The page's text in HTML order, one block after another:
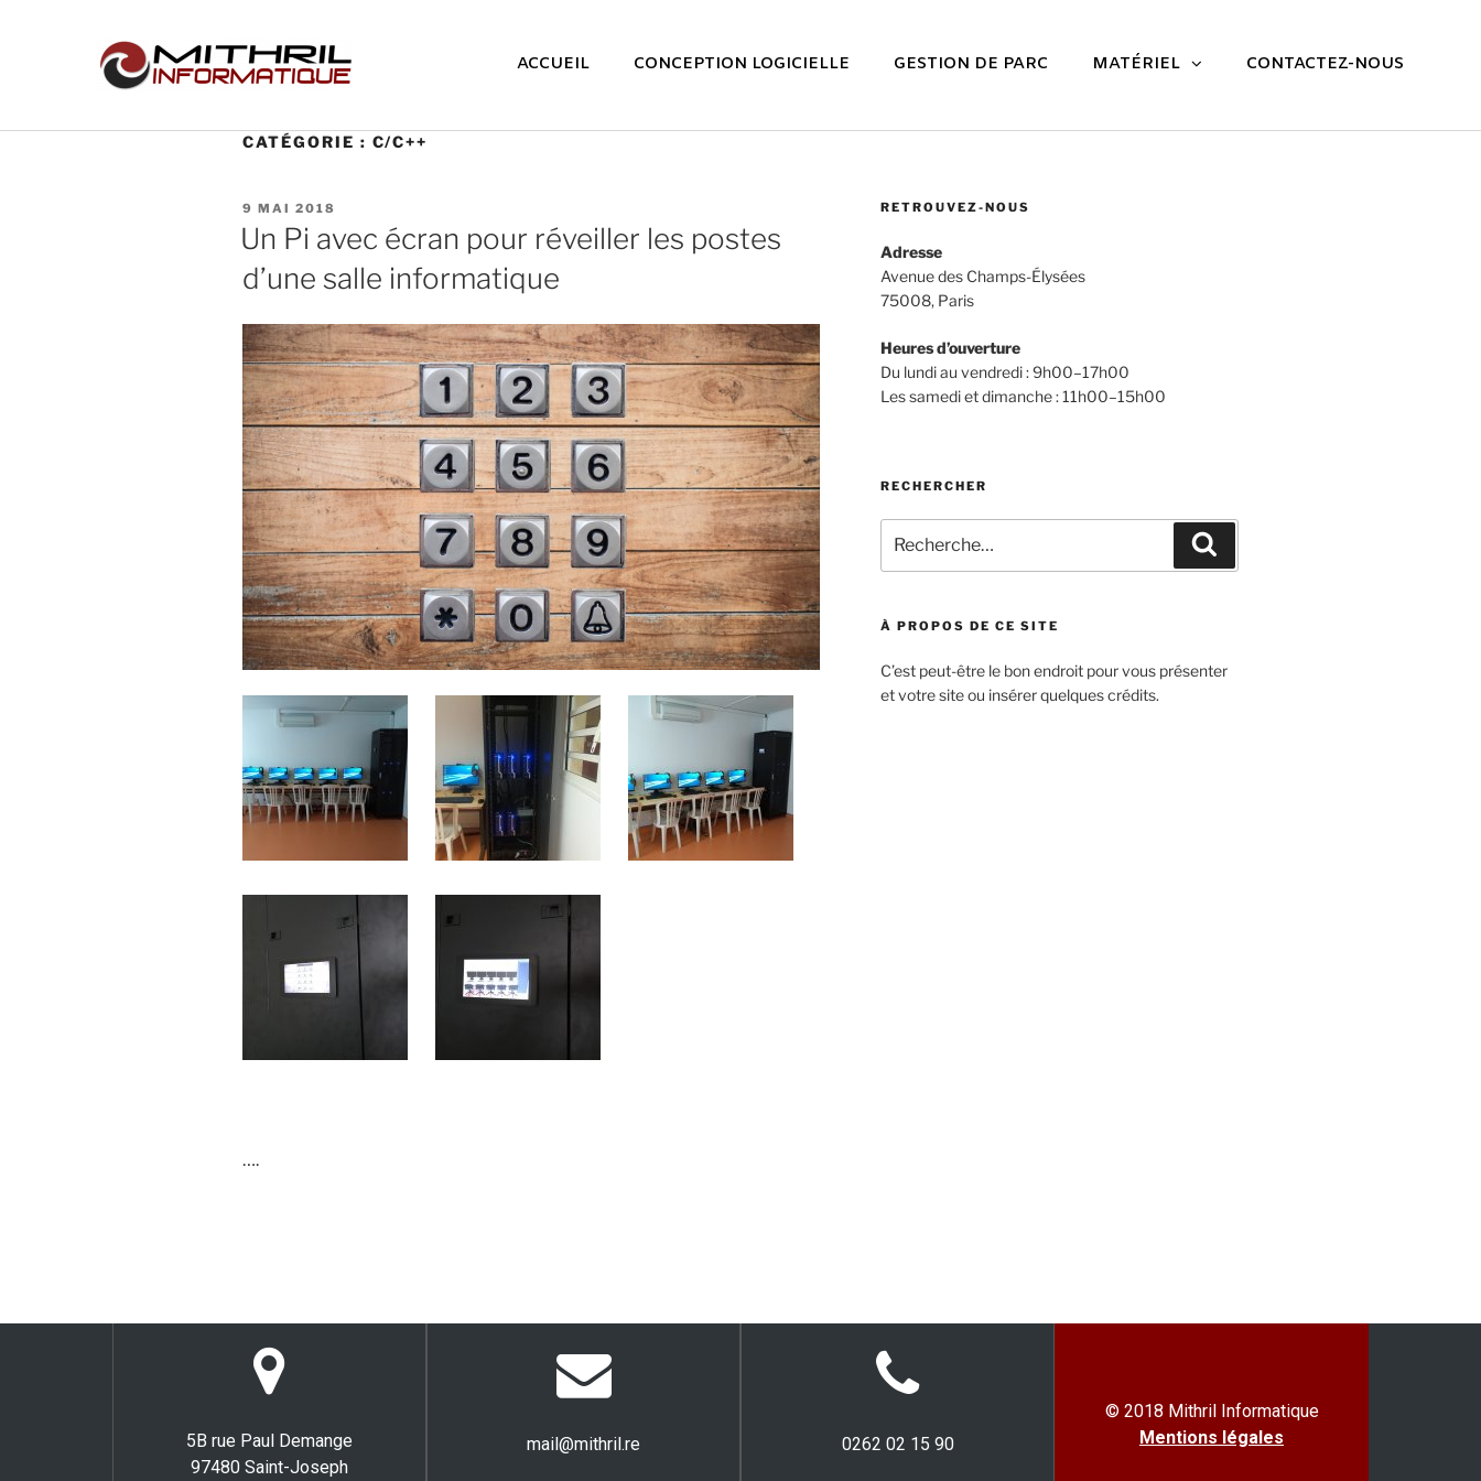
ACCUEIL CONCEPTION LOGICIELLE GESTION DE PARC MATÉRIEL CONTACTEZ-NOUS
CATÉGORIE : C/C++
9 MAI 2018
Un Pi avec écran pour réveiller les postes
d’une salle informatique
….
RETROUVEZ-NOUS
Adresse
Avenue des Champs-Élysées
75008, Paris
Heures d’ouverture
Du lundi au vendredi : 9h00–17h00
Les samedi et dimanche : 11h00–15h00
RECHERCHER
À PROPOS DE CE SITE
C’est peut-être le bon endroit pour vous présenter
et votre site ou insérer quelques crédits.
5B rue Paul Demange
97480 Saint-Joseph
mail@mithril.re 0262 02 15 90
© 2018 Mithril Informatique
Mentions légales